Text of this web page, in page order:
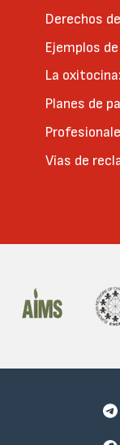
Derechos
Ejemplos
La
Planes de
Vías de